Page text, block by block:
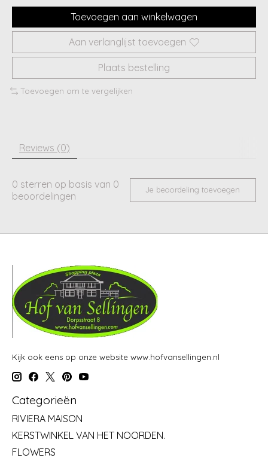
Toevoegen aan winkelwagen
Aan verlanglijst toevoegen
Plaats bestelling
Toevoegen om te vergelijken
Reviews (0)
0 sterren op basis van 0
beoordelingen
Je beoordeling toevoegen
Kijk ook eens op onze website www.hofvansellingen.nl
Categorieën
RIVIERA MAISON
KERSTWINKEL VAN HET NOORDEN.
FLOWERS